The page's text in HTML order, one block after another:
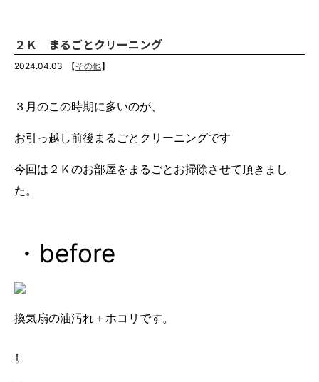
２Ｋ まるごとクリーニング
2024.04.03 【その他】
３月のこの時期に多いのが、
お引っ越し前後まるごとクリーニングです
今回は２Ｋのお部屋をまるごとお掃除させて頂きまし
た。
・before
換気扇の油汚れ＋ホコリです。
⇩